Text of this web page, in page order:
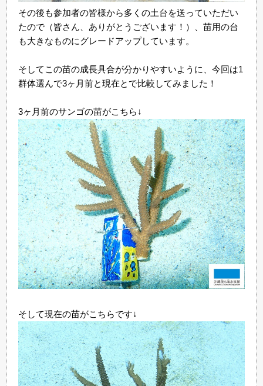
その後も参加者の皆様から多くの土台を送っていただい
たので（皆さん、ありがとうございます！）、苗用の台
も大きなものにグレードアップしています。
そしてこの苗の成長具合が分かりやすいように、今回は1
群体選んで3ヶ月前と現在とで比較してみました！
3ヶ月前のサンゴの苗がこちら↓
そして現在の苗がこちらです↓